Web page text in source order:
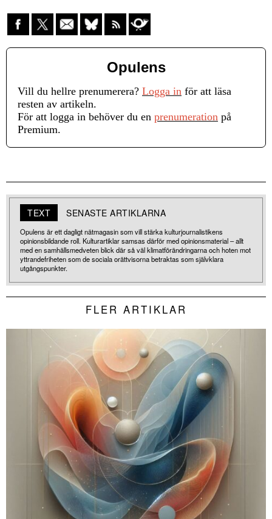
Opulens
Vill du hellre prenumerera? Logga in för att läsa
resten av artikeln.
För att logga in behöver du en prenumeration på
Premium.
TEXT SENASTE ARTIKLARNA
Opulens är ett dagligt nätmagasin som vill stärka kulturjournalistikens
opinionsbildande roll. Kulturartiklar samsas därför med opinionsmaterial – allt
med en samhällsmedveten blick där så väl klimatförändringarna och hoten mot
yttrandefriheten som de sociala orättvisorna betraktas som självklara
utgångspunkter.
FLER ARTIKLAR